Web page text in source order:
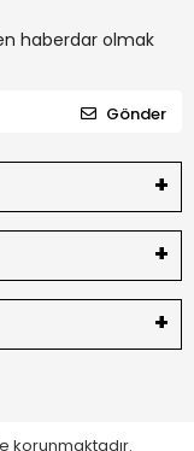
haberdar olmak
Gönder
korunmaktadır.